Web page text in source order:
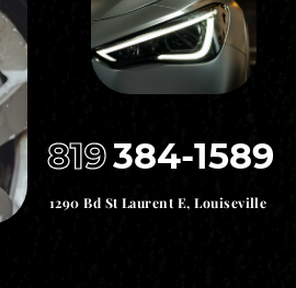
819384-1589
1290 Bd St Laurent E, Louiseville